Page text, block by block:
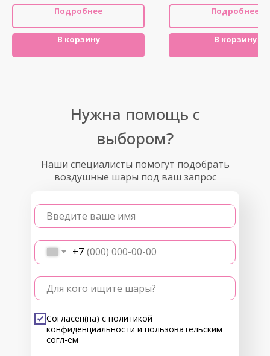
Подробнее
В корзину
Подробнее
В корзину
Наши специалисты помогут подобрать
воздушные шары под ваш запрос
Введите ваше имя
+7
Для кого ищите шары?
Согласен(на) с политикой
конфиденциальности и пользовательским
согл-ем
Нужна помощь с
выбором?